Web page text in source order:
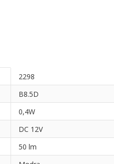
2298
B8.5D
0,4W
DC 12V
50 lm